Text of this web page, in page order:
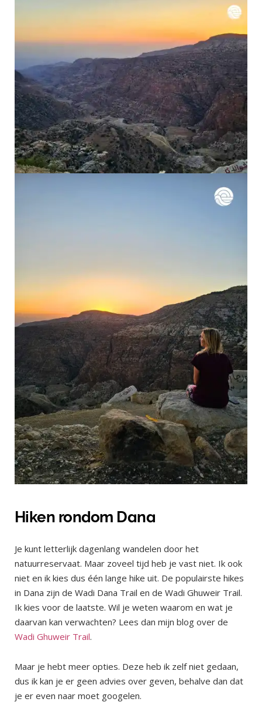
Hiken rondom Dana
Je kunt letterlijk dagenlang wandelen door het
natuurreservaat. Maar zoveel tijd heb je vast niet. Ik ook
niet en ik kies dus één lange hike uit. De populairste hikes
in Dana zijn de Wadi Dana Trail en de Wadi Ghuweir Trail.
Ik kies voor de laatste. Wil je weten waarom en wat je
daarvan kan verwachten? Lees dan mijn blog over de
Wadi Ghuweir Trail.
Maar je hebt meer opties. Deze heb ik zelf niet gedaan,
dus ik kan je er geen advies over geven, behalve dan dat
je er even naar moet googelen.